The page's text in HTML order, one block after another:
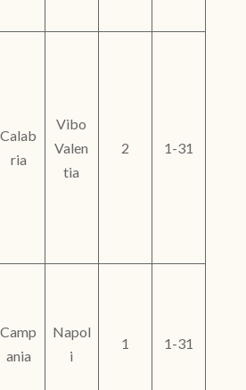
Calab
ria
Vibo
Valen
tia
2 1-31
Camp
ania
Napol
i
1 1-31